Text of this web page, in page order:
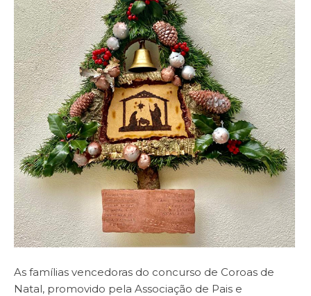
As famílias vencedoras do concurso de Coroas de
Natal, promovido pela Associação de Pais e